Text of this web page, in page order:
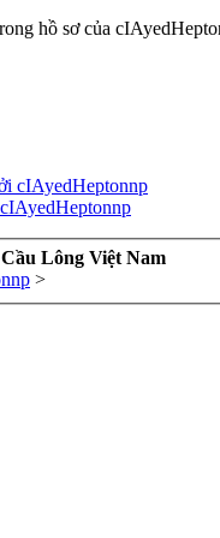
hồ sơ của
cIAyedHeptonnp
Lông Việt Nam
>